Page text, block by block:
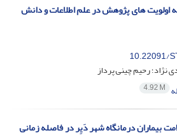
اولویت های پژوهش در علم اطلاعات و دانش‏
10.22091/
نژاد؛ رحیم چینی پرداز
4.92 M
درمانگاه شهر دَیِر در فاصله زمانی